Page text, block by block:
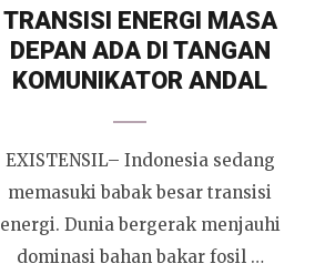
TRANSISI ENERGI MASA
DEPAN ADA DI TANGAN
KOMUNIKATOR ANDAL
EXISTENSIL– Indonesia sedang
memasuki babak besar transisi
energi. Dunia bergerak menjauhi
dominasi bahan bakar fosil …